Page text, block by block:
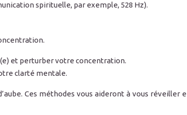
spirituelle, par exemple, 528 Hz).
et perturber votre concentration.
clarté mentale.
Ces méthodes vous aideront à vous réveiller